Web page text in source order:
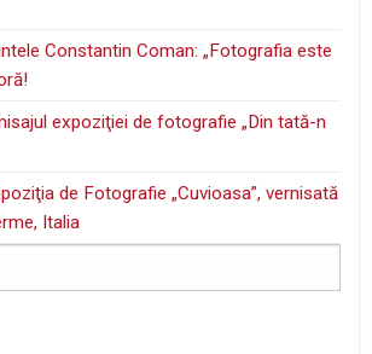
Constantin Coman: „Fotografia este
expoziţiei de fotografie „Din tată-n
de Fotografie „Cuvioasa”, vernisată
Italia